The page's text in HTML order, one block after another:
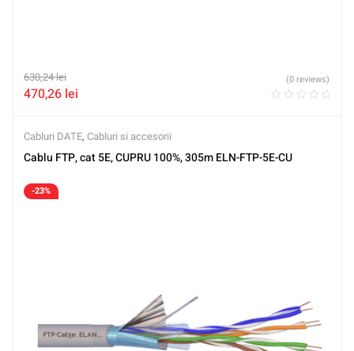
630,24lei
470,26 lei
(0 reviews)
Cabluri DATE, Cabluri si accesorii
Cablu FTP, cat 5E, CUPRU 100%, 305m ELN-FTP-5E-CU
-23%